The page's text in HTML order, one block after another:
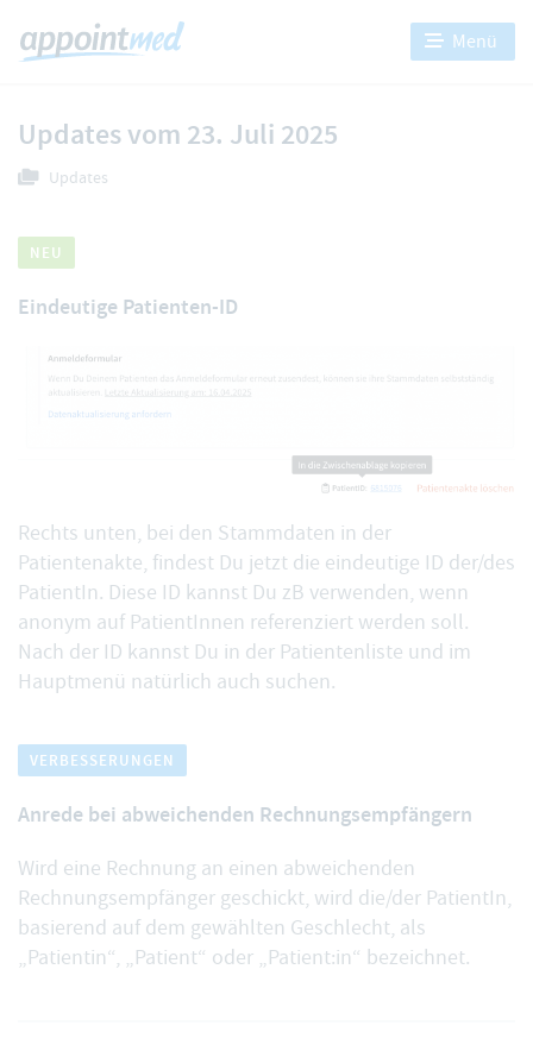
Menü
Updates vom 23. Juli 2025
Updates
NEU
Eindeutige Patienten-ID
Rechts unten, bei den Stammdaten in der
Patientenakte, findest Du jetzt die eindeutige ID der/des
PatientIn. Diese ID kannst Du zB verwenden, wenn
anonym auf PatientInnen referenziert werden soll.
Nach der ID kannst Du in der Patientenliste und im
Hauptmenü natürlich auch suchen.
VERBESSERUNGEN
Anrede bei abweichenden Rechnungsempfängern
Wird eine Rechnung an einen abweichenden
Rechnungsempfänger geschickt, wird die/der PatientIn,
basierend auf dem gewählten Geschlecht, als
„Patientin“, „Patient“ oder „Patient:in“ bezeichnet.